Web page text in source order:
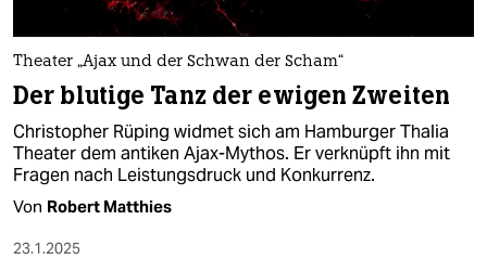
Theater „Ajax und der Schwan der Scham“
Der blutige Tanz der ewigen Zweiten
Christopher Rüping widmet sich am Hamburger Thalia
Theater dem antiken Ajax-Mythos. Er verknüpft ihn mit
Fragen nach Leistungsdruck und Konkurrenz.
Von Robert Matthies
23.1.2025